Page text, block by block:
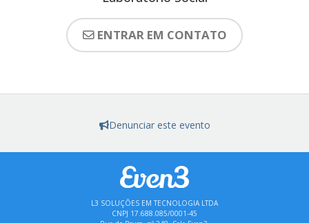
ENTRAR EM CONTATO
Denunciar este evento
L3 SOLUÇÕES EM TECNOLOGIA LTDA
CNPJ 17.688.085/0001-45